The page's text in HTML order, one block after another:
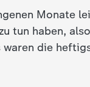
Monate
tun haben,
die